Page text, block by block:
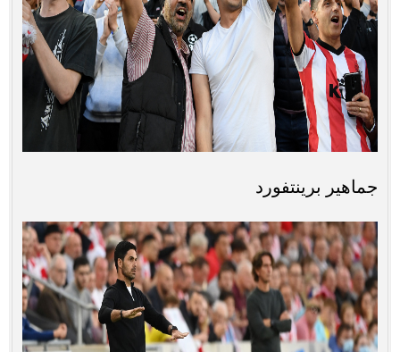
جماهير برينتفورد